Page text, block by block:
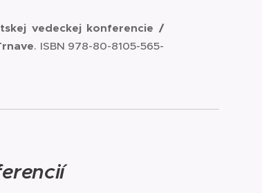
vedeckej konferencie /
. ISBN 978-80-8105-565-